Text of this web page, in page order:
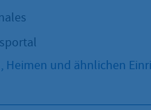
Heimen und ähnlichen